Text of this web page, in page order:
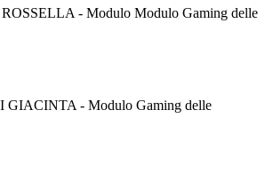
- Modulo Modulo Gaming delle
GIACINTA - Modulo Gaming delle